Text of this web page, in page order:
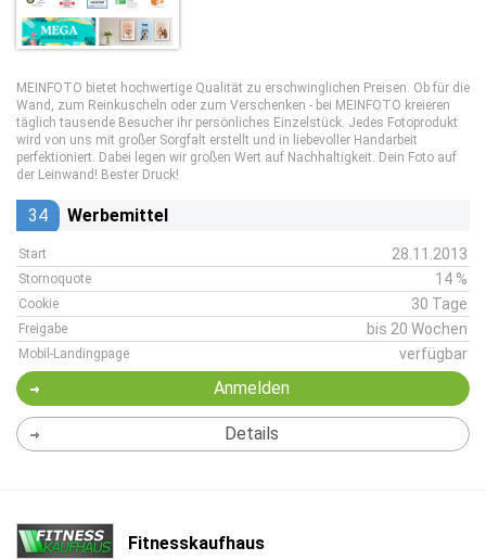
MEINFOTO bietet hochwertige Qualität zu erschwinglichen Preisen. Ob für die
Wand, zum Reinkuscheln oder zum Verschenken - bei MEINFOTO kreieren
täglich tausende Besucher ihr persönliches Einzelstück. Jedes Fotoprodukt
wird von uns mit großer Sorgfalt erstellt und in liebevoller Handarbeit
perfektioniert. Dabei legen wir großen Wert auf Nachhaltigkeit. Dein Foto auf
der Leinwand! Bester Druck!
34 Werbemittel
Start 28.11.2013
Stornoquote 14 %
Cookie 30 Tage
Freigabe bis 20 Wochen
Mobil-Landingpage verfügbar
Anmelden
Details
Fitnesskaufhaus